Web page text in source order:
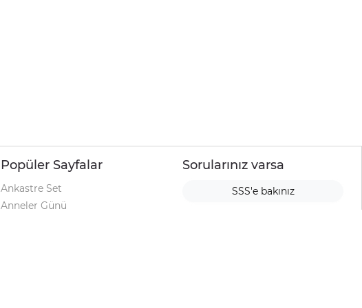
Popüler Sayfalar
Ankastre Set
Anneler Günü
Sorularınız varsa
SSS'e bakınız